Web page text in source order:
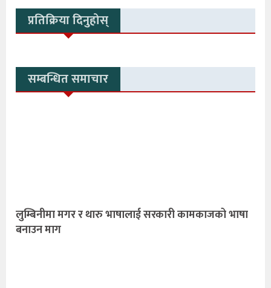
प्रतिक्रिया दिनुहोस्
सम्बन्धित समाचार
लुम्बिनीमा मगर र थारु भाषालाई सरकारी कामकाजको भाषा
बनाउन माग